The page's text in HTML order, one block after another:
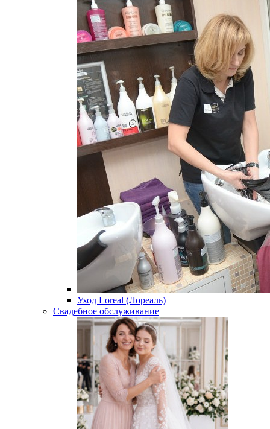
Уход Loreal (Лореаль)
Свадебное обслуживание